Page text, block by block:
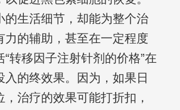
的生活细节，却能为整个治
力的辅助，甚至在一定程度
“转移因子注射针剂的价格”在
入的终效果。因为，如果日
治疗的效果可能打折扣，